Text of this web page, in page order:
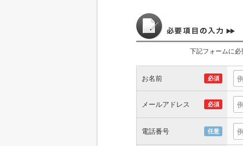
下記フォームに
お名前 必須
メールアドレス 必須
電話番号 任意